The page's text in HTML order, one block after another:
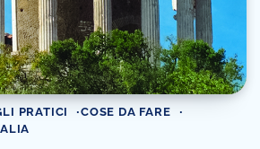
PRATICI
COSE DA FARE